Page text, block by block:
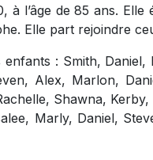
à l’âge de 85 ans.
Elle part rejoindre
enfants : Smith,
Alex, Marlon,
Shawna,
Marly, Daniel,